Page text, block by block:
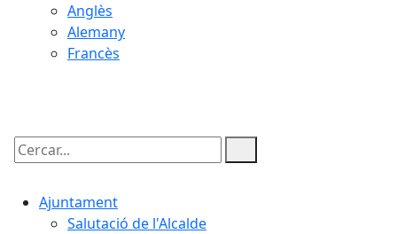
Anglès
Alemany
Francès
Cercar:
Ajuntament
Salutació de l'Alcalde